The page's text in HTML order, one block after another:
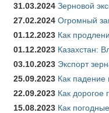
31.03.2024 Зерновой
27.02.2024 Огромный
01.12.2023 Как
01.12.2023 Казахстан:
03.10.2023 Экспорт
25.09.2023 Как падение
22.09.2023 Как дорогое
15.08.2023 Как